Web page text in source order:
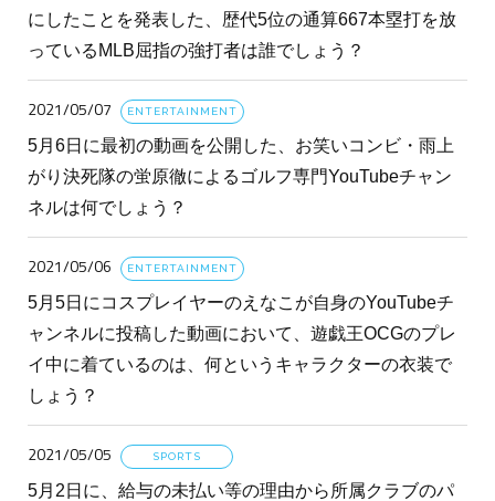
にしたことを発表した、歴代5位の通算667本塁打を放
っているMLB屈指の強打者は誰でしょう？
2021/05/07 ENTERTAINMENT
5月6日に最初の動画を公開した、お笑いコンビ・雨上
がり決死隊の蛍原徹によるゴルフ専門YouTubeチャン
ネルは何でしょう？
2021/05/06 ENTERTAINMENT
5月5日にコスプレイヤーのえなこが自身のYouTubeチ
ャンネルに投稿した動画において、遊戯王OCGのプレ
イ中に着ているのは、何というキャラクターの衣装で
しょう？
2021/05/05 SPORTS
5月2日に、給与の未払い等の理由から所属クラブのパ